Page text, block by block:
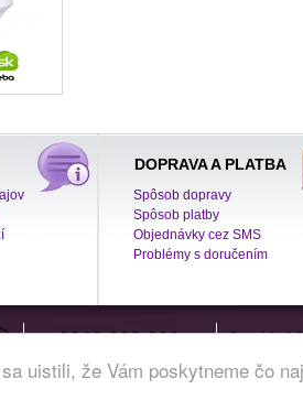
uistili, že Vám poskytneme čo
DOPRAVA A PLATBA
Spôsob dopravy
Spôsob platby
Objednávky cez SMS
Problémy s doručením
0949 828 609 Copyright ©